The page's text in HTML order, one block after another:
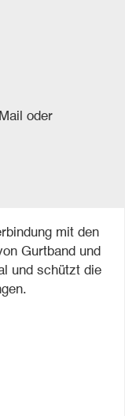
oder
mit den
Gurtband und
und schützt die